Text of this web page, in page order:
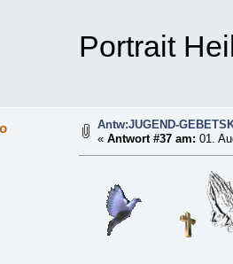
Portrait
Antw:JUGEND-
«Antwort #37 am: 01.